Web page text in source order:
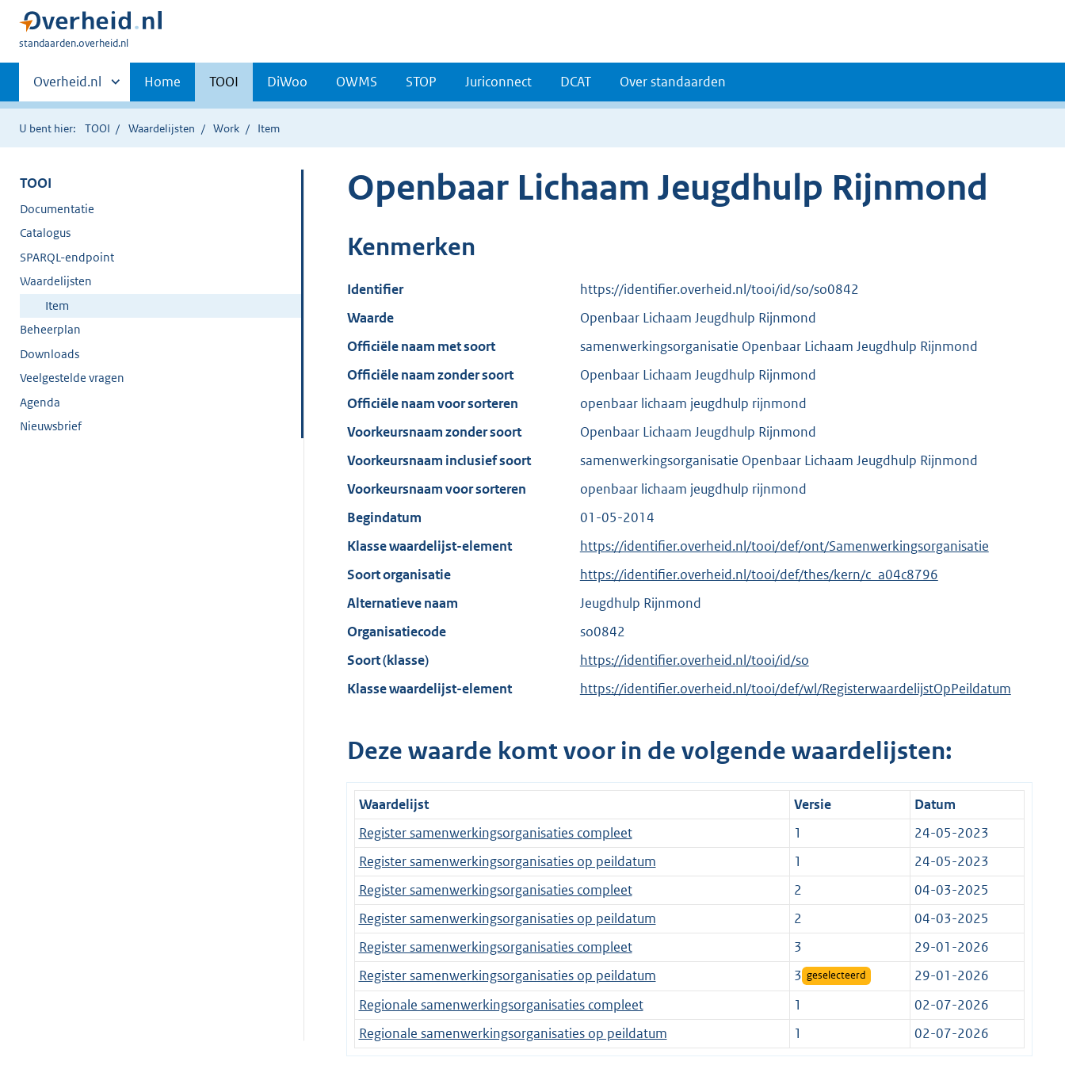
U
hier:
standaarden.overheid.nl
Primaire
navigatie
Andere
sites
binnen
Overheid.nl Home TOOI DiWoo OWMS STOP Juriconnect DCAT Over standaarden
U bent hier: TOOI Waardelijsten Work Item
TOOI
Documentatie
Catalogus
SPARQL-endpoint
Waardelijsten
Item
Beheerplan
Downloads
Veelgestelde vragen
Agenda
Nieuwsbrief
Openbaar Lichaam Jeugdhulp Rijnmond
Kenmerken
Identifier
https://identifier.overheid.nl/tooi/id/so/so0842
Waarde
Openbaar Lichaam Jeugdhulp Rijnmond
Officiële naam met soort
samenwerkingsorganisatie Openbaar Lichaam Jeugdhulp Rijnmond
Officiële naam zonder soort
Openbaar Lichaam Jeugdhulp Rijnmond
Officiële naam voor sorteren
openbaar lichaam jeugdhulp rijnmond
Voorkeursnaam zonder soort
Openbaar Lichaam Jeugdhulp Rijnmond
Voorkeursnaam inclusief soort
samenwerkingsorganisatie Openbaar Lichaam Jeugdhulp Rijnmond
Voorkeursnaam voor sorteren
openbaar lichaam jeugdhulp rijnmond
Begindatum
01-05-2014
Klasse waardelijst-element
https://identifier.overheid.nl/tooi/def/ont/Samenwerkingsorganisatie
Soort organisatie
https://identifier.overheid.nl/tooi/def/thes/kern/c_a04c8796
Alternatieve naam
Jeugdhulp Rijnmond
Organisatiecode
so0842
Soort (klasse)
https://identifier.overheid.nl/tooi/id/so
Klasse waardelijst-element
https://identifier.overheid.nl/tooi/def/wl/RegisterwaardelijstOpPeildatum
Deze waarde komt voor in de volgende waardelijsten:
Waardelijst Versie
Datum
Register samenwerkingsorganisaties compleet
1
24-05-2023
Register samenwerkingsorganisaties op peildatum
1
24-05-2023
Register samenwerkingsorganisaties compleet
2
04-03-2025
Register samenwerkingsorganisaties op peildatum
2
04-03-2025
Register samenwerkingsorganisaties compleet
3
29-01-2026
Register samenwerkingsorganisaties op peildatum
3 geselecteerd
29-01-2026
Regionale samenwerkingsorganisaties compleet
1
02-07-2026
Regionale samenwerkingsorganisaties op peildatum
1 02-07-2026